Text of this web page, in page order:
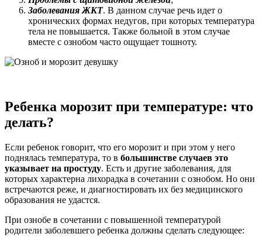
Заболевания ЖКТ. В данном случае речь идет о
хронических формах недугов, при которых температура
тела не повышается. Также больной в этом случае
вместе с ознобом часто ощущает тошноту.
Ребенка морозит при температуре: что
делать?
Если ребенок говорит, что его морозит и при этом у него
поднялась температура, то в большинстве случаев это
указывает на простуду. Есть и другие заболевания, для
которых характерна лихорадка в сочетании с ознобом. Но они
встречаются реже, и диагностировать их без медицинского
образования не удастся.
При ознобе в сочетании с повышенной температурой
родители заболевшего ребенка должны сделать следующее: